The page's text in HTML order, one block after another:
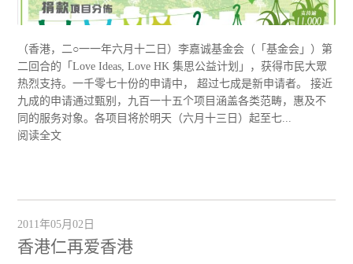
（香港，二○一一年六月十二日）李嘉诚基金会（「基金会」）第
二回合的「Love Ideas, Love HK 集思公益计划」，获得市民大眾
热烈支持。一千零七十份的申请中， 超过七成是新申请者。 接近
九成的申请通过甄别，九百一十五个项目涵盖各类范畴，惠及不
同的服务对象。各项目将於明天（六月十三日）起至七...
阅读全文
2011年05月02日
香港仁再爱香港